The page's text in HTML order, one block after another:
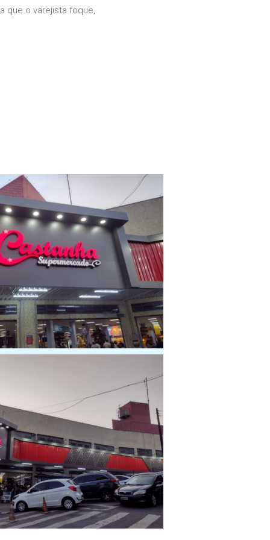
que o varejista foque,